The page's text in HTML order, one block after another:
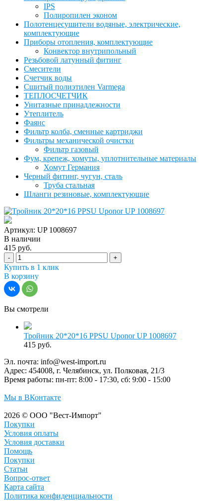
IPS
Полиропилен эконом
Полотенцесушители водяные, электрические,
комплектующие
Приборы отопления, комплектующие
Конвектор внутрипольный
Резьбовой латунный фитинг
Смесители
Счетчик воды
Сшитый полиэтилен Varmega
ТЕПЛОСЧЕТЧИК
Унитазные принадлежности
Утеплитель
Фаянс
Фильтр колба, сменные картриджи
Фильтры механической очистки
Фильтр газовый
Фум, крепеж, хомуты, уплотнительные материалы
Хомут Германия
Черный фитинг, чугун, сталь
Труба стальная
Шланги резиновые, комплектующие
Артикул: UP 1008697
В наличии
415 руб.
- +
Купить в 1 клик
В корзину
Вы смотрели
Тройник 20*20*16 PPSU Uponor UP 1008697
415 руб.
Эл. почта: info@west-import.ru
Адрес: 454008, г. Челябинск, ул. Полковая, 21/3
Время работы: пн-пт: 8:00 - 17:30, сб: 9:00 - 15:00
Мы в ВКонтакте
2026 © ООО "Вест-Импорт"
Покупки
Условия оплаты
Условия доставки
Помощь
Покупки
Статьи
Вопрос-ответ
Карта сайта
Политика конфиденциальности